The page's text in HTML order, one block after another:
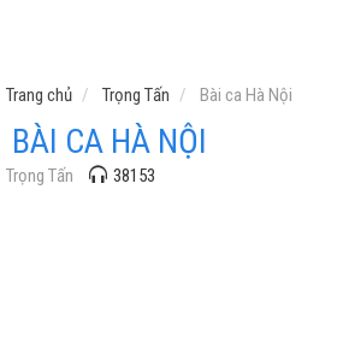
Trang chủ Trọng Tấn Bài ca Hà Nội
BÀI CA HÀ NỘI
Trọng Tấn 38153